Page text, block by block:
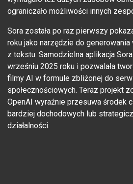
ograniczało możliwości innych
Sora została po raz pierwszy
roku jako narzędzie do
z tekstu. Samodzielna aplikacja
wrześniu 2025 roku i pozwalała
filmy AI w formule zbliżonej do
społecznościowych. Teraz projekt
OpenAI wyraźnie przesuwa środek
bardziej dochodowych lub
działalności.